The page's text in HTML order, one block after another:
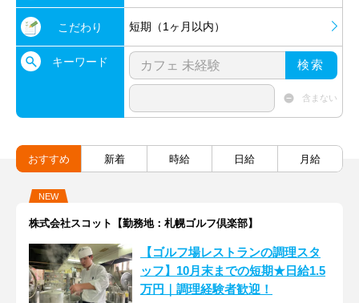
こだわり 短期（1ヶ月以内）
キーワード 検索
含まない
おすすめ 新着 時給 日給 月給
NEW
株式会社スコット【勤務地：札幌ゴルフ倶楽部】
【ゴルフ場レストランの調理スタ
ッフ】10月末までの短期★日給1.5
万円｜調理経験者歓迎！